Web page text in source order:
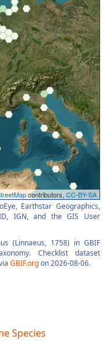
Earthstar Geographics,
IGN, and the GIS User
(Linnaeus, 1758) in GBIF
Checklist dataset
GBIF.orgon 2026-08-06.
Species